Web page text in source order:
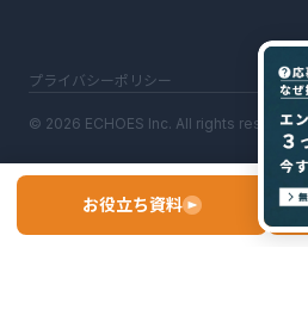
お役立ち資料
© 2026 ECHOES Inc. All rights reserved.
プライバシーポリシー